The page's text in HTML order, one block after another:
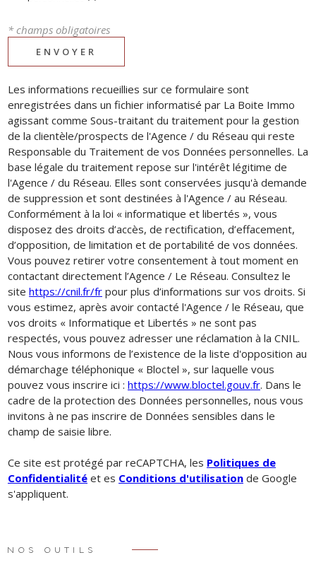
* champs obligatoires
ENVOYER
Les informations recueillies sur ce formulaire sont
enregistrées dans un fichier informatisé par La Boite Immo
agissant comme Sous-traitant du traitement pour la gestion
de la clientèle/prospects de l'Agence / du Réseau qui reste
Responsable du Traitement de vos Données personnelles. La
base légale du traitement repose sur l'intérêt légitime de
l'Agence / du Réseau. Elles sont conservées jusqu'à demande
de suppression et sont destinées à l'Agence / au Réseau.
Conformément à la loi « informatique et libertés », vous
disposez des droits d’accès, de rectification, d’effacement,
d’opposition, de limitation et de portabilité de vos données.
Vous pouvez retirer votre consentement à tout moment en
contactant directement l’Agence / Le Réseau. Consultez le
site https://cnil.fr/fr pour plus d’informations sur vos droits. Si
vous estimez, après avoir contacté l'Agence / le Réseau, que
vos droits « Informatique et Libertés » ne sont pas
respectés, vous pouvez adresser une réclamation à la CNIL.
Nous vous informons de l’existence de la liste d'opposition au
démarchage téléphonique « Bloctel », sur laquelle vous
pouvez vous inscrire ici : https://www.bloctel.gouv.fr. Dans le
cadre de la protection des Données personnelles, nous vous
invitons à ne pas inscrire de Données sensibles dans le
champ de saisie libre.
Ce site est protégé par reCAPTCHA, les Politiques de
Confidentialité et es Conditions d'utilisation de Google
s'appliquent.
NOS OUTILS